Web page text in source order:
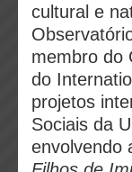
cultural e
membro do
do
projetos
Sociais da
envolvendo